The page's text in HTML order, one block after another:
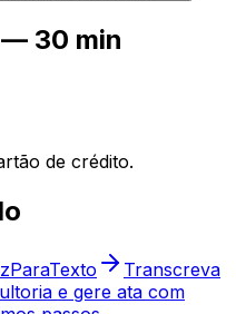
30 min
de crédito.
Transcreva
e gere ata com